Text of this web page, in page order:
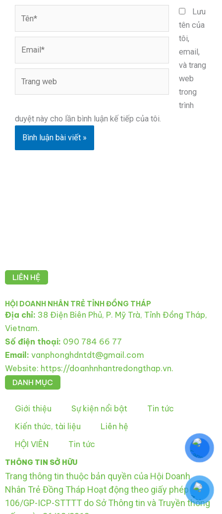
Lưu
tên của
tôi,
email,
và trang
web
trong
trình
duyệt này cho lần bình luận kế tiếp của tôi.
LIÊN HỆ
HỘI DOANH NHÂN TRẺ TỈNH ĐỒNG THÁP
Địa chỉ: 38 Điện Biên Phủ, P. Mỹ Trà, Tỉnh Đồng Tháp,
Vietnam.
Số điện thoại: 090 784 66 77
Email: vanphonghdntdt@gmail.com
Website: https://doanhnhantredongthap.vn.
DANH MỤC
Giới thiệu Sự kiện nổi bật
Tin tức
Kiến thức, tài liệu
Liên hệ
HỘI VIÊN
Tin tức
THÔNG TIN SỞ HỮU
Trang thông tin thuộc bản quyền của Hội Doanh
Nhân Trẻ Đồng Tháp Hoạt động theo giấy phép số:
106/GP-ICP-STTTT do Sở Thông tin và Truyền thông